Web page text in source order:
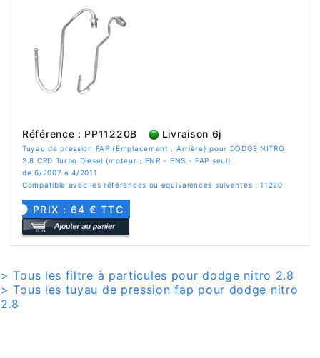
Référence : PP11220B Livraison 6j
Tuyau de pression FAP (Emplacement : Arrière) pour DODGE NITRO
2.8 CRD Turbo Diesel (moteur : ENR - ENS - FAP seul)
de 6/2007 à 4/2011
Compatible avec les références ou équivalences suivantes : 11220
PRIX : 64 € TTC
> Tous les filtre à particules pour dodge nitro 2.8
> Tous les tuyau de pression fap pour dodge nitro
2.8